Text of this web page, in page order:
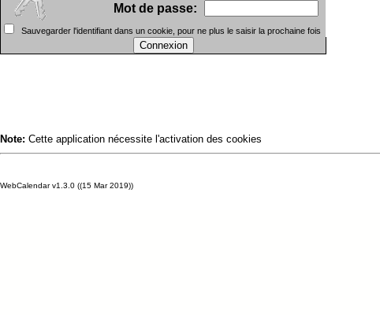
Mot de passe:
Sauvegarder l'identifiant dans un cookie, pour ne plus le saisir la prochaine fois
Note: Cette application nécessite l'activation des cookies
WebCalendar v1.3.0 ((15 Mar 2019))